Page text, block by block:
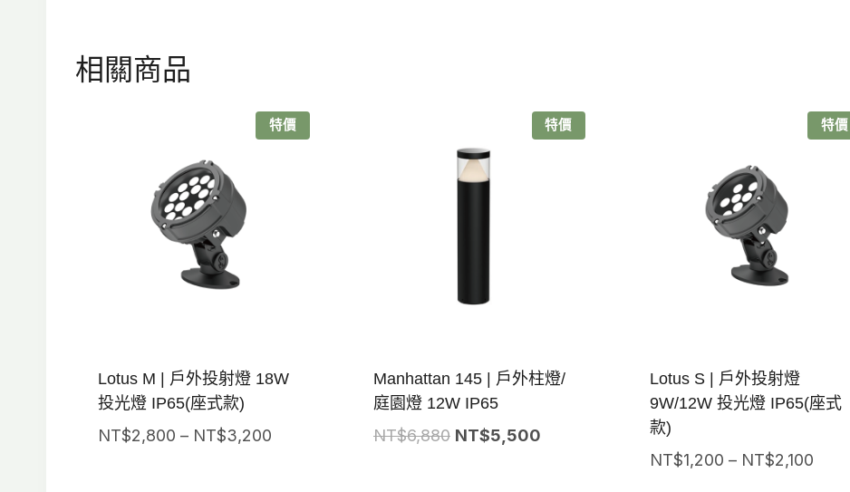
相關商品
特價
Lotus M | 戶外投射燈 18W
投光燈 IP65(座式款)
NT$2,800 – NT$3,200價
特價
Manhattan 145 | 戶外柱燈/
庭園燈 12W IP65
NT$6,880 原
NT$5,500
特價
Lotus S | 戶外投射燈
9W/12W 投光燈 IP65(座式
款)
NT$1,200 – NT$2,100價